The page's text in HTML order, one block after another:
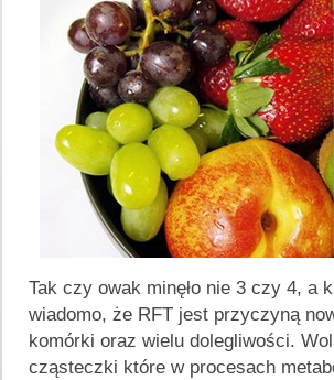
Tak czy owak minęło nie 3 czy 4, a
wiadomo, że RFT jest przyczyną
komórki oraz wielu dolegliwości.
cząsteczki które w procesach